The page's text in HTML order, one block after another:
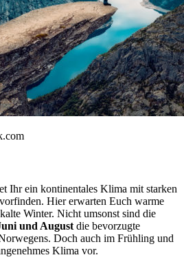
Ihr ein kontinentales Klima mit starken
Hier erwarten Euch warme
Winter. Nicht umsonst sind die
und August die bevorzugte
Doch auch im Frühling und
Klima vor.